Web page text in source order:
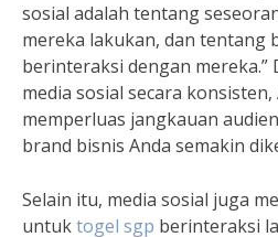
sosial adalah tentang
mereka lakukan, dan tentang
berinteraksi dengan
media sosial secara
memperluas jangkauan
brand bisnis Anda semakin
Selain itu, media sosial juga
untuktogel sgp berinteraksi